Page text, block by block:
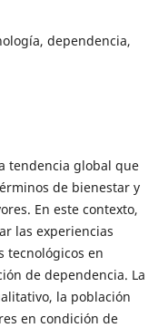
dependencia,
tendencia global que
de bienestar y
En este contexto,
las experiencias
tecnológicos en
de dependencia. La
la población
en condición de